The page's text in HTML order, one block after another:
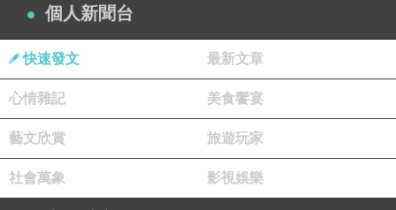
還有人告訴我，有些地方要把這些書統
統燒掉。我說誰說的？政府命令。燒，
我們決定服從政府命令。為什麼？歷史
上三武滅法，佛門的子弟，出家在家沒
有一個反抗的，你看看歷史，沒有一個
反抗的。佛弟子是最好的公民，國家叫
個人新聞台
快速發文 最新文章
心情雜記 美食饗宴
藝文欣賞 旅遊玩家
社會萬象 影視娛樂